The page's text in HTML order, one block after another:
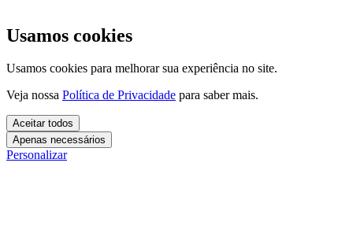
Usamos cookies
Usamos cookies para melhorar sua experiência no site.
Veja nossa Política de Privacidade para saber mais.
Aceitar todos
Apenas necessários
Personalizar